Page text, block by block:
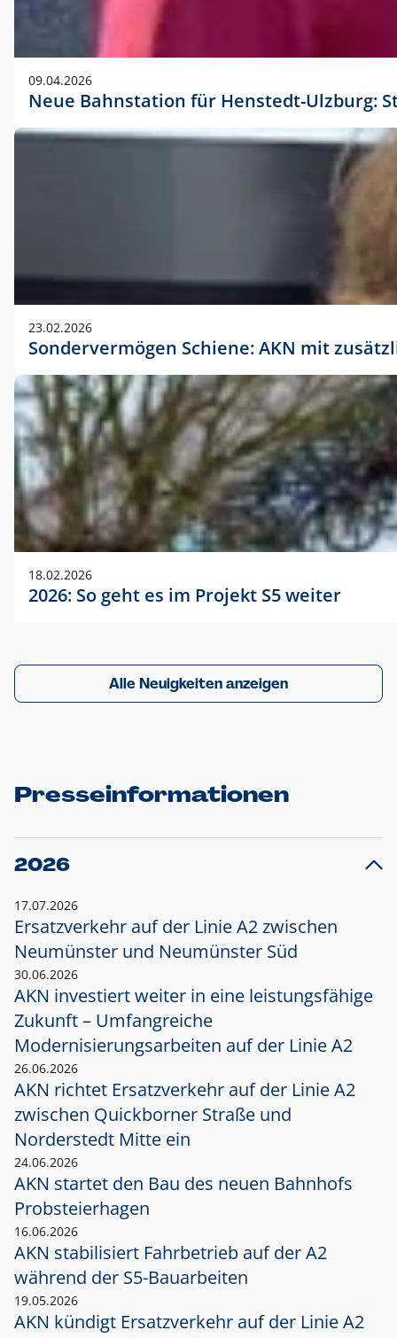
09.04.2026
Neue Bahnstation für Henstedt-Ulzburg:
23.02.2026
Sondervermögen Schiene: AKN mit
18.02.2026
2026: So geht es im Projekt S5 weiter
Alle Neuigkeiten anzeigen
Presseinformationen
2026
17.07.2026
Ersatzverkehr auf der Linie A2 zwischen
Neumünster und Neumünster Süd
30.06.2026
AKN investiert weiter in eine leistungsfähige
Zukunft – Umfangreiche
Modernisierungsarbeiten auf der Linie A2
26.06.2026
AKN richtet Ersatzverkehr auf der Linie A2
zwischen Quickborner Straße und
Norderstedt Mitte ein
24.06.2026
AKN startet den Bau des neuen Bahnhofs
Probsteierhagen
16.06.2026
AKN stabilisiert Fahrbetrieb auf der A2
während der S5-Bauarbeiten
19.05.2026
AKN kündigt Ersatzverkehr auf der Linie A2